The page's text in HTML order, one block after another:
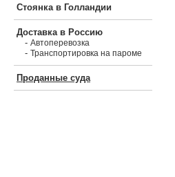
Стоянка в Голландии
Доставка в Россию
- Автоперевозка
- Транспортировка на пароме
Проданные суда